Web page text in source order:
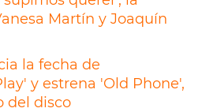
Martín y Joaquín
la fecha de
y estrena 'Old Phone',
del disco